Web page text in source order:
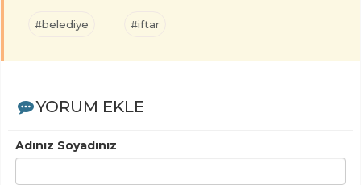
#belediye #iftar
YORUM EKLE
Adınız Soyadınız